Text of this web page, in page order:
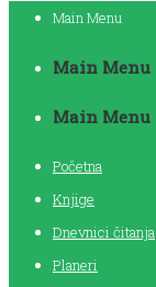
Main Menu
Main Menu
Main Menu
Početna
Knjige
Dnevnici čitanja
Planeri